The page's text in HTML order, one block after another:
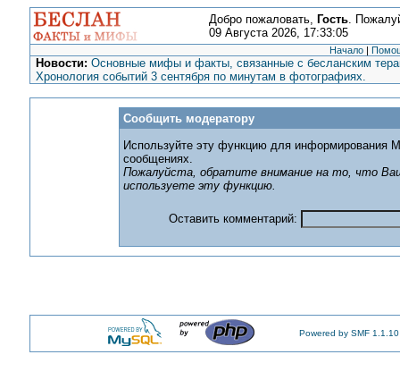
Добро пожаловать, Гость.
09 Августа 2026, 17:33:05
Начало |
Новости: Основные мифы и факты, связанные с бесланским
Хронология событий 3 сентября по минутам в фотографиях.
Сообщить модератору
Используйте эту функцию для информирования
сообщениях.
Пожалуйста, обратите внимание на то, что
используете эту функцию.
Оставить комментарий:
Powered by SMF 1.1.10